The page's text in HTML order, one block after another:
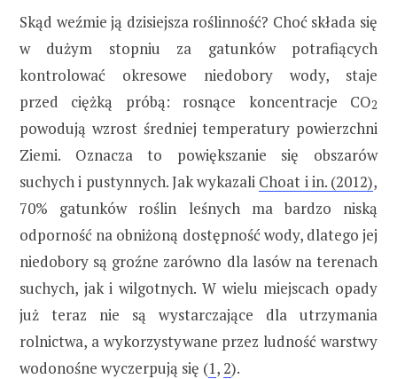
Skąd weźmie ją dzisiejsza roślinność? Choć składa się
w dużym stopniu za gatunków potrafiących
kontrolować okresowe niedobory wody, staje
przed ciężką próbą: rosnące koncentracje CO2
powodują wzrost średniej temperatury powierzchni
Ziemi. Oznacza to powiększanie się obszarów
suchych i pustynnych. Jak wykazali Choat i in. (2012),
70% gatunków roślin leśnych ma bardzo niską
odporność na obniżoną dostępność wody, dlatego jej
niedobory są groźne zarówno dla lasów na terenach
suchych, jak i wilgotnych. W wielu miejscach opady
już teraz nie są wystarczające dla utrzymania
rolnictwa, a wykorzystywane przez ludność warstwy
wodonośne wyczerpują się (1, 2).